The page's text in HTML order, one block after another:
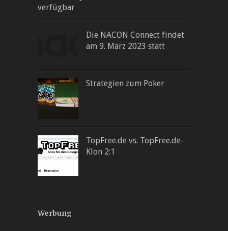
verfügbar
Die NACON Connect findet
am 9. März 2023 statt
Strategien zum Poker
TopFree.de vs. TopFree.de-
Klon 2:1
Werbung